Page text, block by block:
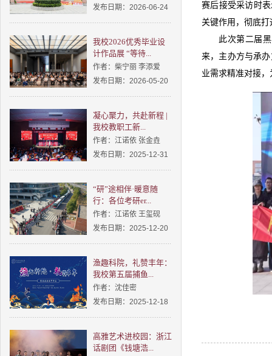
发布日期：2026-06-24
我校2026优秀毕业设
计作品展 “等待...
作者：柴宁丽 李添爱
发布日期：2026-05-20
凝心聚力，共赴新程 |
我校教职工新...
作者：江诺依 张金垚
发布日期：2025-12-31
“研”途相伴·暖意随
行：各位考研er...
作者：江诺依 王玺砚
发布日期：2025-12-20
渔趣科院，礼赞丰年：
我校第五届捕鱼...
作者：沈佳密
发布日期：2025-12-18
高雅艺术进校园：浙江
话剧团《钱塘浩...
赛后接受采访时
关键作用，彻底
此次第二届
来，主办方与承
业需求精准对接